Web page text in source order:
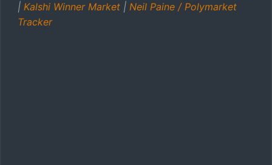
| Kalshi Winner Market | Neil Paine / Polymarket
Tracker